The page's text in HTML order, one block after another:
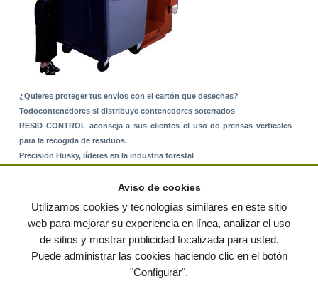
¿Quieres proteger tus envíos con el cartón que desechas?
Todocontenedores sl distribuye contenedores soterrados
RESID CONTROL aconseja a sus clientes el uso de prensas verticales
para la recogida de residuos.
Precision Husky, líderes en la industria forestal
© residuos.com - Todos los derechos reservados Política de privacidad
Condiciones de uso|Contacto |Editores|Mapa web|Preguntas frecuentes|Publica
tus anuncios gratis!
Aviso de cookies
Utilizamos cookies y tecnologías similares en este sitio
web para mejorar su experiencia en línea, analizar el uso
de sitios y mostrar publicidad focalizada para usted.
Puede administrar las cookies haciendo clic en el botón
"Configurar".